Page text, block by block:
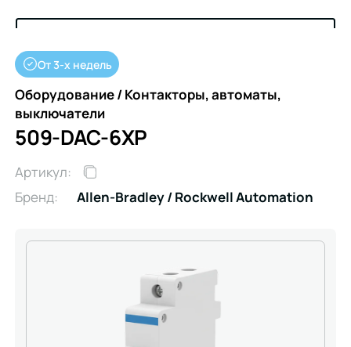
От 3-х недель
Оборудование / Контакторы, автоматы,
выключатели
509-DAC-6XP
Артикул:
Бренд:
Allen-Bradley / Rockwell Automation